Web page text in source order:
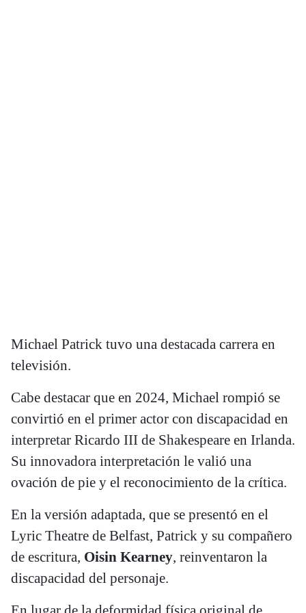
Michael Patrick tuvo una destacada carrera en
televisión.
Cabe destacar que en 2024, Michael rompió se
convirtió en el primer actor con discapacidad en
interpretar Ricardo III de Shakespeare en Irlanda.
Su innovadora interpretación le valió una
ovación de pie y el reconocimiento de la crítica.
En la versión adaptada, que se presentó en el
Lyric Theatre de Belfast, Patrick y su compañero
de escritura, Oisin Kearney, reinventaron la
discapacidad del personaje.